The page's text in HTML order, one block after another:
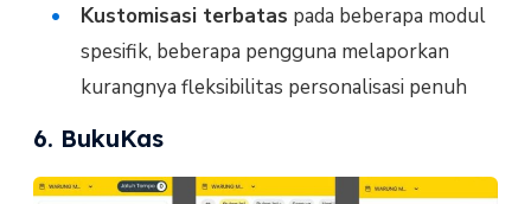
Kustomisasi terbatas pada beberapa modul
spesifik, beberapa pengguna melaporkan
kurangnya fleksibilitas personalisasi penuh
6. BukuKas